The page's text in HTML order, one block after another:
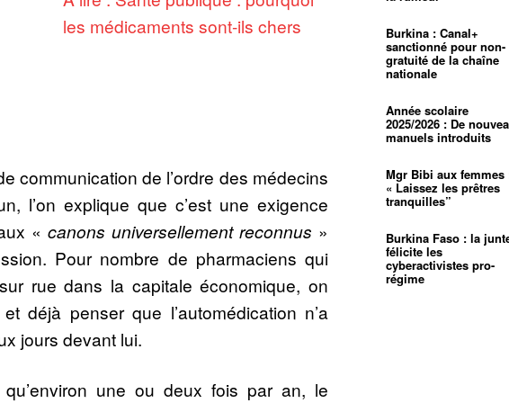
les médicaments sont-ils chers
communication de l’ordre des médecins
l’on explique que c’est une exigence
«canons universellement reconnus »
Pour nombre de pharmaciens qui
rue dans la capitale économique, on
déjà penser que l’automédication n’a
jours devant lui.
une ou deux fois par an, le
d’or
Croyance
religieuse
Entre
bricolage
mentale
01:12
mettra-t-
au
Burkina : Canal+
sanctionné pour non-
gratuité de la chaîne
nationale
Année scolaire
2025/2026 : De
manuels introduits
Mgr Bibi aux femmes
« Laissez les prêtres
tranquilles”
Burkina Faso : la
félicite les
cyberactivistes pro-
régime